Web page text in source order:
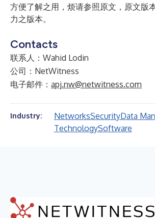
方便了解之用，烦请参照原文，原文版
力之版本。
Contacts
联系人：Wahid Lodin
公司：NetWitness
电子邮件： apj.nw@netwitness.com
Industry: NetworksSecurityData
TechnologySoftware